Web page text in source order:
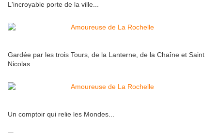
L'incroyable porte de la ville...
Gardée par les trois Tours, de la Lanterne, de la Chaîne et Saint
Nicolas...
Un comptoir qui relie les Mondes...